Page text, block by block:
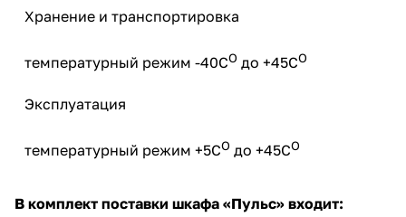
Хранение и транспортировка
температурный режим -40СО до +45СО
Эксплуатация
температурный режим +5СО до +45СО
В комплект поставки шкафа «Пульс» входит: